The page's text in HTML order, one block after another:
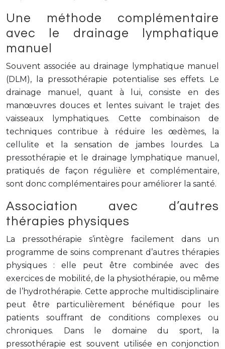
Une méthode complémentaire
avec le drainage lymphatique
manuel
Souvent associée au drainage lymphatique manuel
(DLM), la pressothérapie potentialise ses effets. Le
drainage manuel, quant à lui, consiste en des
manœuvres douces et lentes suivant le trajet des
vaisseaux lymphatiques. Cette combinaison de
techniques contribue à réduire les œdèmes, la
cellulite et la sensation de jambes lourdes. La
pressothérapie et le drainage lymphatique manuel,
pratiqués de façon régulière et complémentaire,
sont donc complémentaires pour améliorer la santé.
Association avec d’autres
thérapies physiques
La pressothérapie s’intègre facilement dans un
programme de soins comprenant d’autres thérapies
physiques : elle peut être combinée avec des
exercices de mobilité, de la physiothérapie, ou même
de l’hydrothérapie. Cette approche multidisciplinaire
peut être particulièrement bénéfique pour les
patients souffrant de conditions complexes ou
chroniques. Dans le domaine du sport, la
pressothérapie est souvent utilisée en conjonction